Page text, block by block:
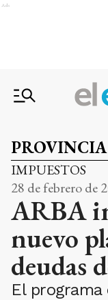
Ads
PROVINCIA
IMPUESTOS
28 de febrero de
ARBA
nuevo
deudas
El